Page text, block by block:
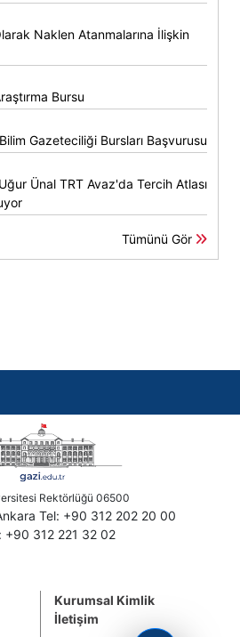
Naklen Atanmalarına İlişkin
Bursu
Gazeteciliği Bursları Başvurusu
Ünal TRT Avaz'da Tercih Atlası
Tümünü Gör
Rektörlüğü 06500
Tel: +90 312 202 20 00
+90 312 221 32 02
Kurumsal Kimlik
İletişim